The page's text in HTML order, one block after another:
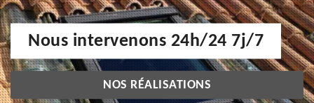
Nous intervenons 24h/24 7j/7
NOS RÉALISATIONS